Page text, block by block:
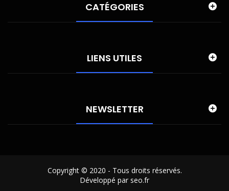
CATÉGORIES
LIENS UTILES
NEWSLETTER
Copyright © 2020 - Tous droits réservés.
Développé par seo.fr